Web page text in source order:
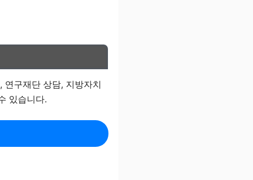
연구재단 상담, 지방자치
있습니다.